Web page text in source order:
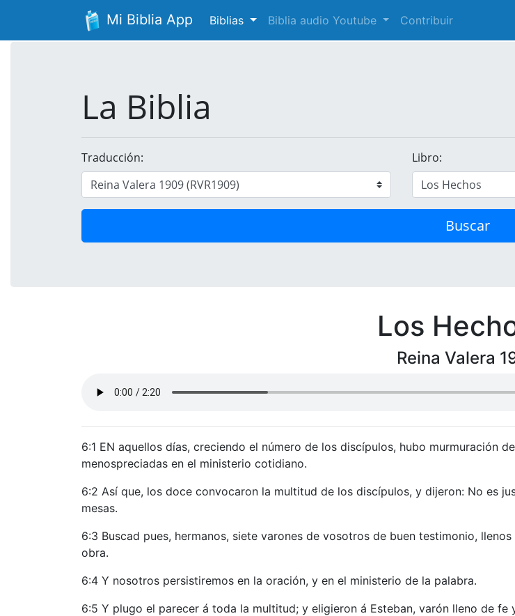
Mi Biblia App Biblias Biblia audio Youtube Contribuir
La Biblia
Traducción: Libro:
Buscar
Los
Reina Valera
6:1 EN aquellos días, creciendo el número de los discípulos, hubo murmuración
menospreciadas en el ministerio cotidiano.
6:2 Así que, los doce convocaron la multitud de los discípulos, y dijeron: No es
mesas.
6:3 Buscad pues, hermanos, siete varones de vosotros de buen testimonio,
obra.
6:4 Y nosotros persistiremos en la oración, y en el ministerio de la palabra.
6:5 Y plugo el parecer á toda la multitud; y eligieron á Esteban, varón lleno de